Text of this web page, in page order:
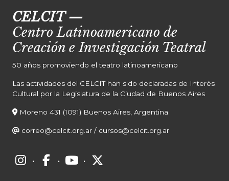
CELCIT—
Centro Latinoamericano de
Creación e Investigación Teatral
50 años promoviendo el teatro latinoamericano
Las actividades del CELCIT han sido declaradas de Interés
Cultural por la Legislatura de la Ciudad de Buenos Aires
Moreno 431 (1091) Buenos Aires, Argentina
correo@celcit.org.ar / cursos@celcit.org.ar
· · ·